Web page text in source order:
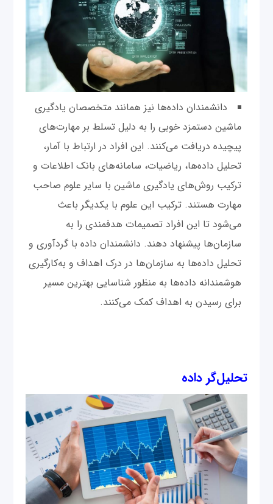
دانشمندان داده‌ها نیز همانند متخصصان یادگیری
ماشین دستمزد خوبی را به دلیل تسلط بر مهارت‌های
پیچیده دریافت می‌کنند. این افراد در ارتباط با آمار،
تحلیل داده‌ها، ریاضیات، سامانه‌های بانک اطلاعات و
ترکیب روش‌های یادگیری ماشین با سایر علوم صاحب
مهارت هستند. ترکیب این علوم با یکدیگر باعث
می‌شود تا این افراد تصمیمات هدفمندی را به
سازمان‌ها پیشنهاد دهند. دانشمندان داده با گردآوری و
تحلیل داده‌ها به سازمان‌ها در درک اهداف و به‌کارگیری
هوشمندانه داده‌ها به منظور شناسایی بهترین مسیر
برای رسیدن به اهداف کمک می‌کنند.
تحلیل‌گر داده